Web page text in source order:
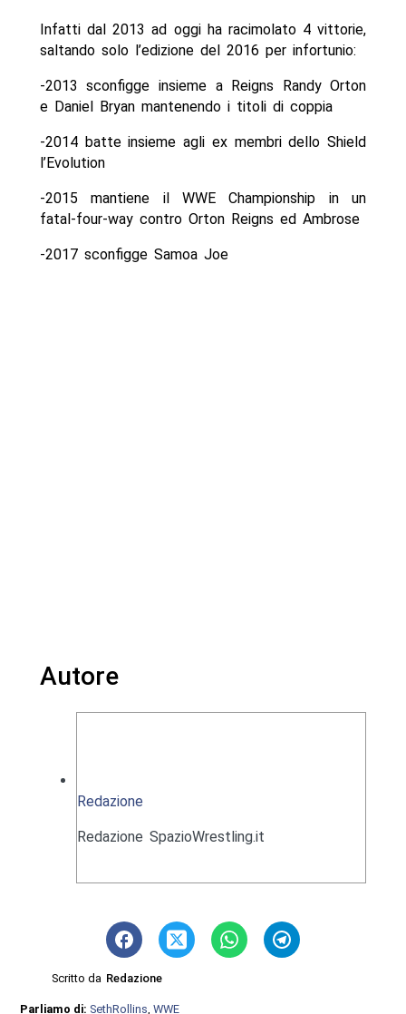
Infatti dal 2013 ad oggi ha racimolato 4 vittorie,
saltando solo l’edizione del 2016 per infortunio:
-2013 sconfigge insieme a Reigns Randy Orton
e Daniel Bryan mantenendo i titoli di coppia
-2014 batte insieme agli ex membri dello Shield
l’Evolution
-2015 mantiene il WWE Championship in un
fatal-four-way contro Orton Reigns ed Ambrose
-2017 sconfigge Samoa Joe
Autore
Redazione
Redazione SpazioWrestling.it
Scritto da Redazione
Parliamo di:SethRollins ,WWE